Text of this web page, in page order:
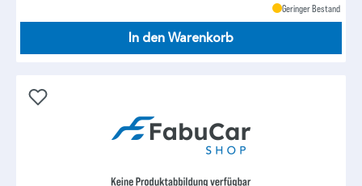
Geringer Bestand
In den Warenkorb